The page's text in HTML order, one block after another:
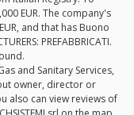
EUR. The company's
and that has Buono
PREFABBRICATI.
and Sanitary Services,
owner, director or
also can view reviews of